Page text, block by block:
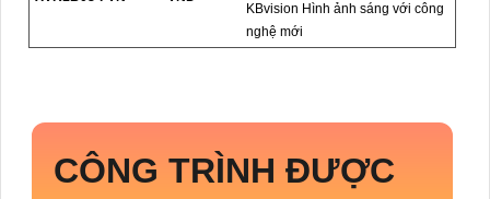
KBvision Hình ảnh sáng với công
nghệ mới
CÔNG TRÌNH ĐƯỢC